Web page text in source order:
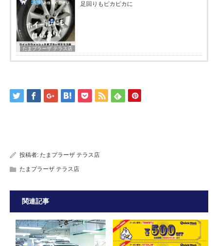
たまプラーザ テラス店
足回りもピカピカに
投稿者: たまプラーザ テラス店
たまプラーザ テラス店
関連記事